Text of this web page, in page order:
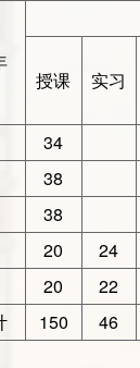
授课 实习
34
38
38
20 24
20 22
150 46